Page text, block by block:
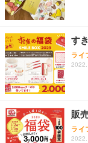
す
ライ
販
ライ